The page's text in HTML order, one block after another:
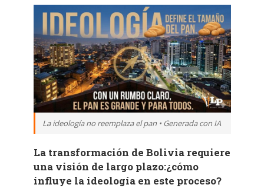
La ideología no reemplaza el pan • Generada con IA
La transformación de Bolivia requiere
una visión de largo plazo:¿cómo
influye la ideología en este proceso?